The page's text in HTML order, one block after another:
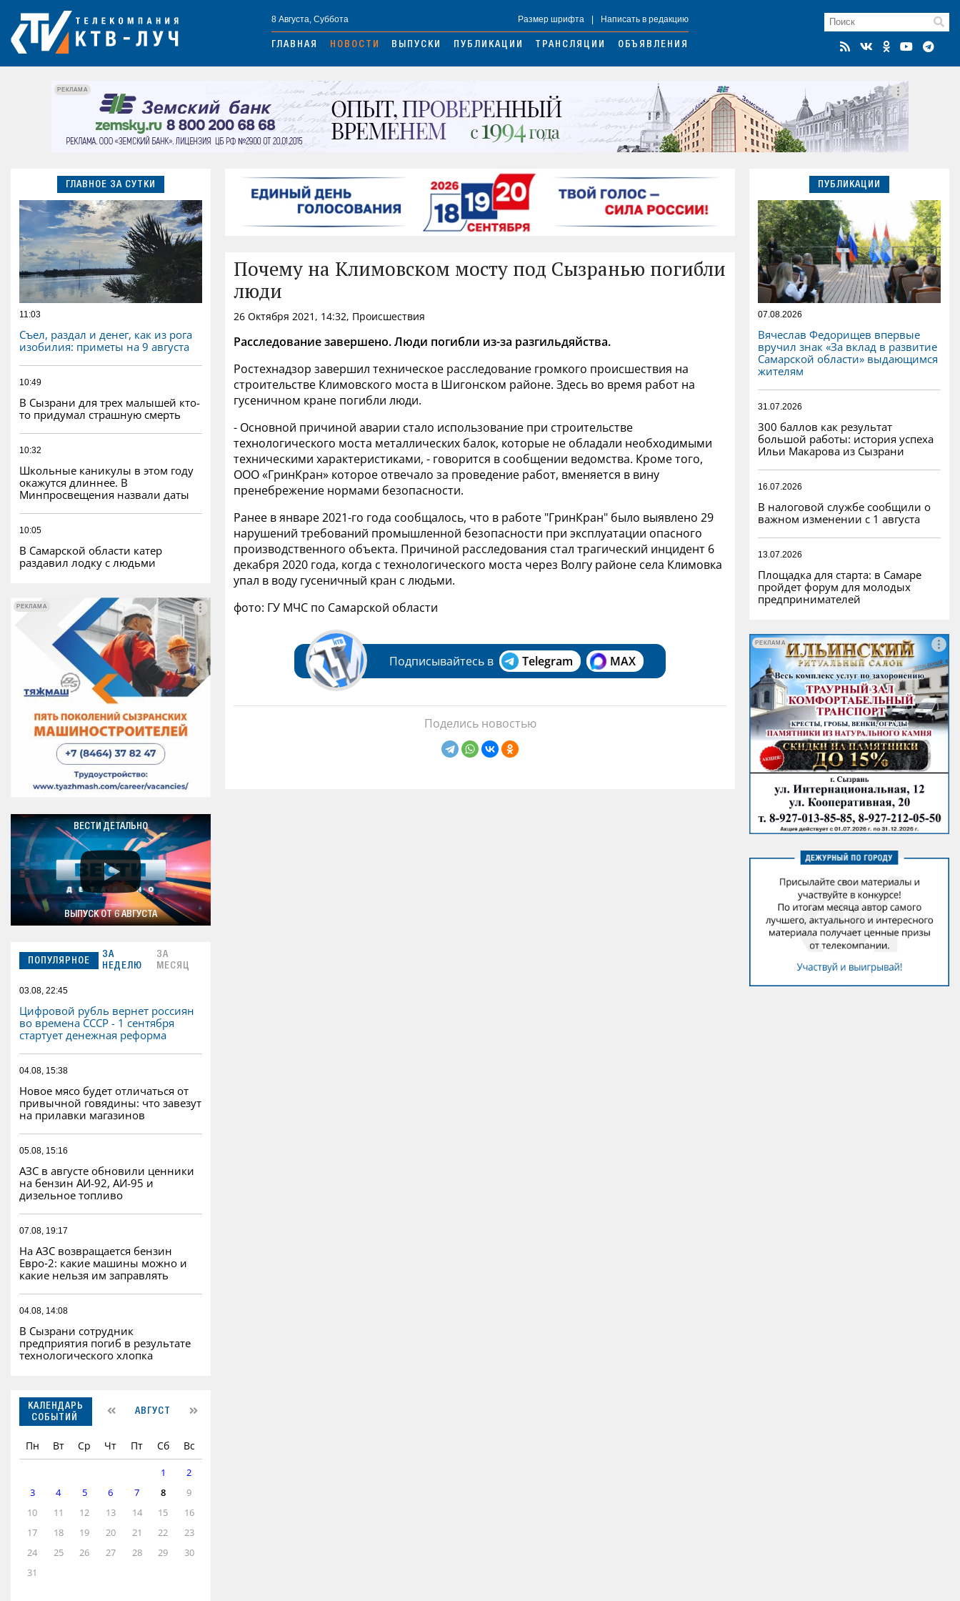
8 Августа, Суббота Размер шрифта Написать в редакцию
ГЛАВНАЯ НОВОСТИ ВЫПУСКИ ПУБЛИКАЦИИ ТРАНСЛЯЦИИ ОБЪЯВЛЕНИЯ
РЕКЛАМА
ГЛАВНОЕ ЗА СУТКИ
11:03
Съел, раздал и денег, как из рога
изобилия: приметы на 9 августа
10:49
В Сызрани для трех малышей кто-
то придумал страшную смерть
10:32
Школьные каникулы в этом году
окажутся длиннее. В
Минпросвещения назвали даты
10:05
В Самарской области катер
раздавил лодку с людьми
РЕКЛАМА РЕКЛАМА
ВЕСТИ ДЕТАЛЬНО
ВЫПУСК ОТ 6 АВГУСТА
ПОПУЛЯРНОЕ
ЗА
НЕДЕЛЮ
ЗА
МЕСЯЦ
03.08, 22:45
Цифровой рубль вернет россиян
во времена СССР - 1 сентября
стартует денежная реформа
04.08, 15:38
Новое мясо будет отличаться от
привычной говядины: что завезут
на прилавки магазинов
05.08, 15:16
АЗС в августе обновили ценники
на бензин АИ-92, АИ-95 и
дизельное топливо
07.08, 19:17
На АЗС возвращается бензин
Евро‑2: какие машины можно и
какие нельзя им заправлять
04.08, 14:08
В Сызрани сотрудник
предприятия погиб в результате
технологического хлопка
КАЛЕНДАРЬ
СОБЫТИЙ
АВГУСТ
Пн Вт Ср Чт Пт Сб Вс
1
2
3
4 5 6 7 8
9
10
11 12 13 14 15
16
17
18 19 20 21 22
23
24
25 26 27 28 29
30
31
Почему на Климовском мосту под Сызранью погибли
люди
26 Октября 2021, 14:32, Происшествия
Расследование завершено. Люди погибли из-за разгильдяйства.
Ростехнадзор завершил техническое расследование громкого происшествия на
строительстве Климовского моста в Шигонском районе. Здесь во время работ на
гусеничном кране погибли люди.
- Основной причиной аварии стало использование при строительстве
технологического моста металлических балок, которые не обладали необходимыми
техническими характеристиками, - говорится в сообщении ведомства. Кроме того,
ООО «ГринКран» которое отвечало за проведение работ, вменяется в вину
пренебрежение нормами безопасности.
Ранее в январе 2021-го года сообщалось, что в работе "ГринКран" было выявлено 29
нарушений требований промышленной безопасности при эксплуатации опасного
производственного объекта. Причиной расследования стал трагический инцидент 6
декабря 2020 года, когда с технологического моста через Волгу районе села Климовка
упал в воду гусеничный кран с людьми.
фото: ГУ МЧС по Самарской области
Подписывайтесь в Telegram MAX
Поделись новостью
ПУБЛИКАЦИИ
07.08.2026
Вячеслав Федорищев впервые
вручил знак «За вклад в развитие
Самарской области» выдающимся
жителям
31.07.2026
300 баллов как результат
большой работы: история успеха
Ильи Макарова из Сызрани
16.07.2026
В налоговой службе сообщили о
важном изменении с 1 августа
13.07.2026
Площадка для старта: в Самаре
пройдет форум для молодых
предпринимателей
РЕКЛАМА